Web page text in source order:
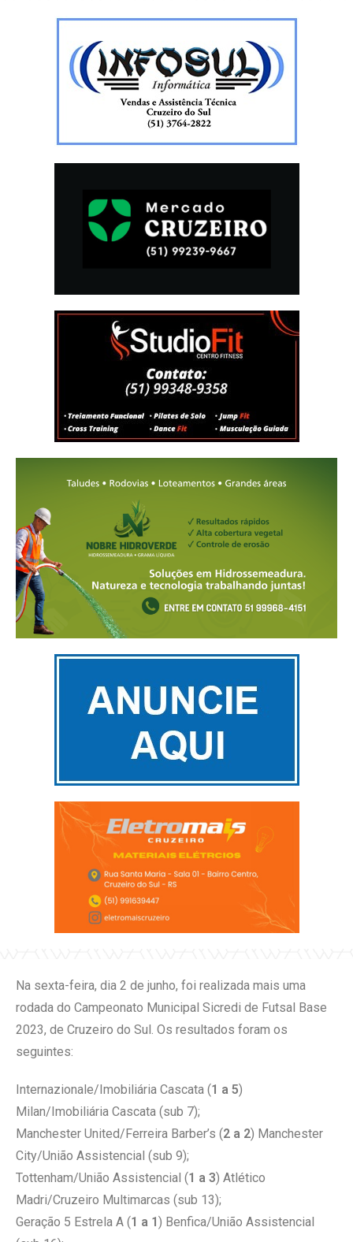
Na sexta-feira, dia 2 de junho, foi realizada mais uma
rodada do Campeonato Municipal Sicredi de Futsal Base
2023, de Cruzeiro do Sul. Os resultados foram os
seguintes:
Internazionale/Imobiliária Cascata (1 a 5)
Milan/Imobiliária Cascata (sub 7);
Manchester United/Ferreira Barber’s (2 a 2) Manchester
City/União Assistencial (sub 9);
Tottenham/União Assistencial (1 a 3) Atlético
Madri/Cruzeiro Multimarcas (sub 13);
Geração 5 Estrela A (1 a 1 ) Benfica/União Assistencial